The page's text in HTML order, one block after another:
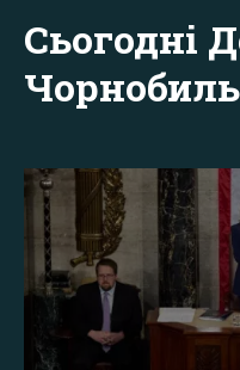
Сьогодні